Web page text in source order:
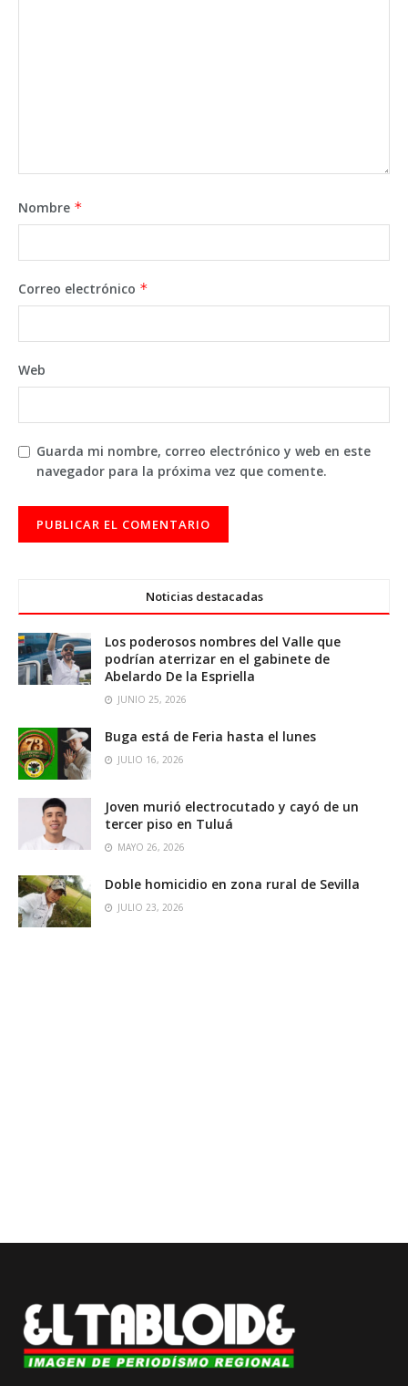
Nombre *
Correo electrónico *
Web
Guarda mi nombre, correo electrónico y web en este
navegador para la próxima vez que comente.
Noticias destacadas
Los poderosos nombres del Valle que
podrían aterrizar en el gabinete de
Abelardo De la Espriella
JUNIO 25, 2026
Buga está de Feria hasta el lunes
JULIO 16, 2026
Joven murió electrocutado y cayó de un
tercer piso en Tuluá
MAYO 26, 2026
Doble homicidio en zona rural de Sevilla
JULIO 23, 2026